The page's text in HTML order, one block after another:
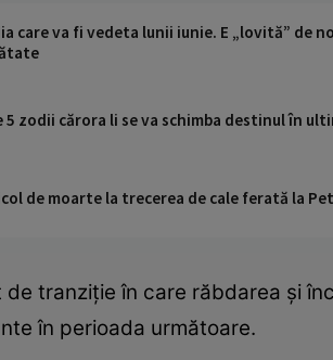
care va fi vedeta lunii iunie. E „lovită” de
5 zodii cărora li se va schimba destinul în
de moarte la trecerea de cale ferată la
de tranziție în care răbdarea și
în perioada următoare.